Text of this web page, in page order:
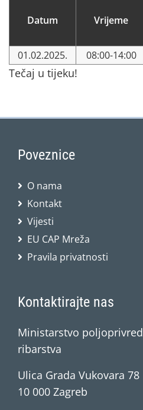
Datum Vrijeme
01.02.2025. 08:00-14:00
Tečaj u tijeku!
Poveznice
O nama
Kontakt
Vijesti
EU CAP Mreža
Pravila privatnosti
Kontaktirajte nas
Ministarstvo
ribarstva
Ulica Grada Vukovara 78
10 000 Zagreb